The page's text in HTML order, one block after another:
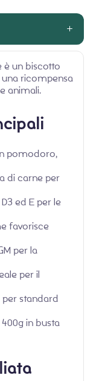
è un biscotto
ricompensa
animali.
pomodoro,
di carne per
ed E per le
favorisce
per la
per il
standard
in busta